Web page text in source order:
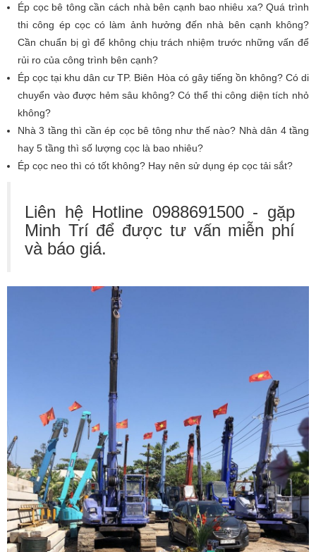
Ép cọc bê tông cần cách nhà bên cạnh bao nhiêu xa? Quá trình
thi công ép cọc có làm ảnh hưởng đến nhà bên cạnh không?
Cần chuẩn bị gì để không chịu trách nhiệm trước những vấn để
rủi ro của công trình bên cạnh?
Ép cọc tại khu dân cư TP. Biên Hòa có gây tiếng ồn không? Có di
chuyển vào được hẻm sâu không? Có thể thi công diện tích nhỏ
không?
Nhà 3 tầng thì cần ép cọc bê tông như thế nào? Nhà dân 4 tầng
hay 5 tầng thì số lượng cọc là bao nhiêu?
Ép cọc neo thì có tốt không? Hay nên sử dụng ép cọc tải sắt?
Liên hệ Hotline 0988691500 - gặp
Minh Trí để được tư vấn miễn phí
và báo giá.